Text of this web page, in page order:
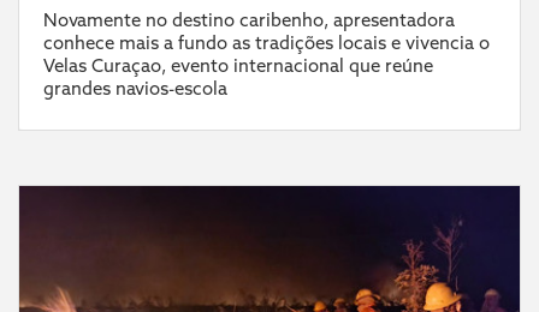
Novamente no destino caribenho, apresentadora
conhece mais a fundo as tradições locais e vivencia o
Velas Curaçao, evento internacional que reúne
grandes navios-escola